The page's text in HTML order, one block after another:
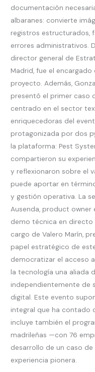
documentación
albaranes: convierte
registros estructurados,
errores administrativos.
director general de
Madrid, fue el
proyecto. Además,
presentó el primer caso
centrado en el sector
enriquecedoras del
protagonizada por dos
la plataforma: Pest
compartieron su
y reflexionaron sobre el
puede aportar en
y gestión operativa. La
Ausenda, product owner
demo técnica en
cargo de Valero Marín,
papel estratégico de
democratizar el acceso
la tecnología una aliada
independientemente de
digital. Este evento
integral que ha contado
incluye también el
madrileñas —con 76
desarrollo de un caso
experiencia pionera.